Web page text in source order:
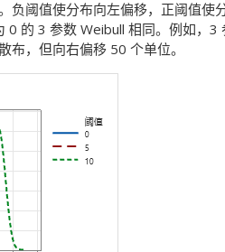
负阈值使分布向左偏移，正阈值使
0 的 3 参数 Weibull 相同。例如，
，但向右偏移 50 个单位。